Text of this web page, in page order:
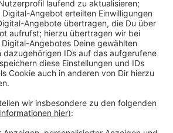
Dienstags von 14 bis 18 Uhr und
bis 12 Uhr gibt es eine